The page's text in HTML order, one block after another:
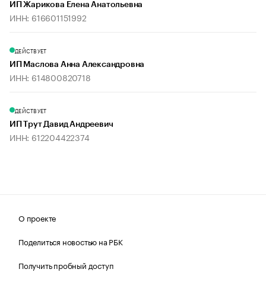
ИП Жарикова Елена Анатольевна
ИНН: 616601151992
ДЕЙСТВУЕТ
ИП Маслова Анна Александровна
ИНН: 614800820718
ДЕЙСТВУЕТ
ИП Трут Давид Андреевич
ИНН: 612204422374
О проекте
Поделиться новостью на РБК
Получить пробный доступ